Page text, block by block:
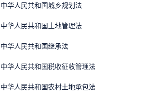
· 中华人民共和国城乡规划法
· 中华人民共和国土地管理法
· 中华人民共和国继承法
· 中华人民共和国税收征收管理法
· 中华人民共和国农村土地承包法